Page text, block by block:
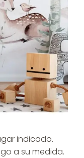
indicado.
a su medida.